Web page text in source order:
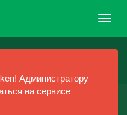
Администратору
на сервисе